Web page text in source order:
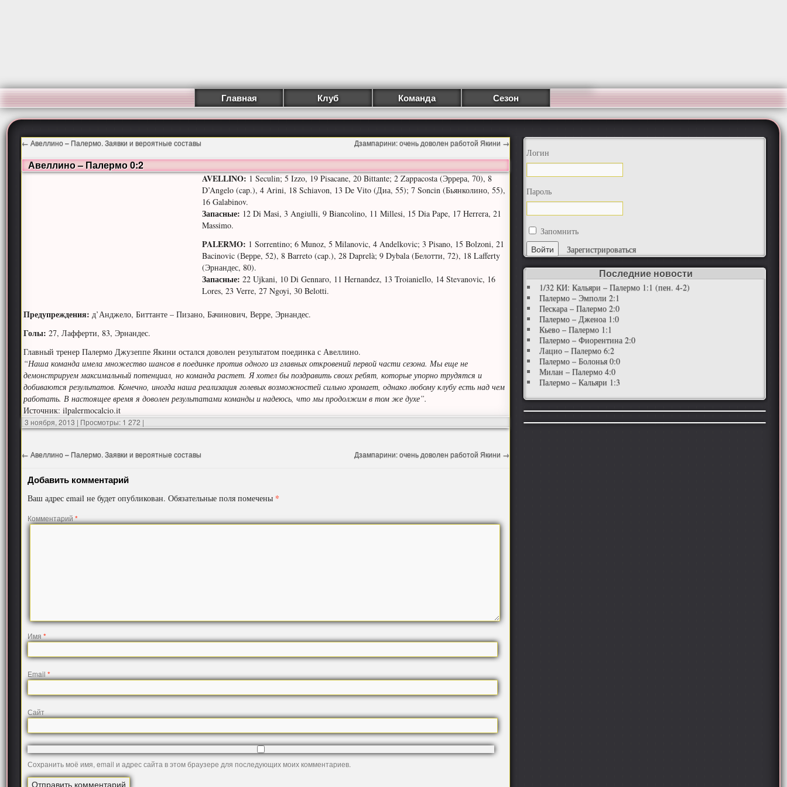
Главная Клуб Команда Сезон
← Авеллино – Палермо. Заявки и вероятные составы Дзампарини: очень доволен работой Якини →
Авеллино – Палермо 0:2
AVELLINO: 1 Seculin; 5 Izzo, 19 Pisacane, 20 Bittante; 2 Zappacosta (Эррера, 70), 8
D’Angelo (cap.), 4 Arini, 18 Schiavon, 13 De Vito (Диа, 55); 7 Soncin (Бьянколино, 55),
16 Galabinov.
Запасные: 12 Di Masi, 3 Angiulli, 9 Biancolino, 11 Millesi, 15 Dia Pape, 17 Herrera, 21
Massimo.
PALERMO: 1 Sorrentino; 6 Munoz, 5 Milanovic, 4 Andelkovic; 3 Pisano, 15 Bolzoni, 21
Bacinovic (Верре, 52), 8 Barreto (cap.), 28 Daprelà; 9 Dybala (Белотти, 72), 18 Lafferty
(Эрнандес, 80).
Запасные: 22 Ujkani, 10 Di Gennaro, 11 Hernandez, 13 Troianiello, 14 Stevanovic, 16
Lores, 23 Verre, 27 Ngoyi, 30 Belotti.
Предупреждения: д’Анджело, Биттанте – Пизано, Бачинович, Верре, Эрнандес.
Голы:27, Лафферти, 83, Эрнандес.
Главный тренер Палермо Джузеппе Якини остался доволен результатом поединка с Авеллино.
“Наша команда имела множество шансов в поединке против одного из главных откровений первой части сезона. Мы еще не
демонстрируем максимальный потенциал, но команда растет. Я хотел бы поздравить своих ребят, которые упорно трудятся и
добиваются результатов. Конечно, иногда наша реализация голевых возможностей сильно хромает, однако любому клубу есть над чем
работать. В настоящее время я доволен результатами команды и надеюсь, что мы продолжим в том же духе”.
Источник: ilpalermocalcio.it
3 ноября, 2013 | Просмотры: 1 272 |
← Авеллино – Палермо. Заявки и вероятные составы Дзампарини: очень доволен работой Якини →
Добавить комментарий
Ваш адрес email не будет опубликован. Обязательные поля помечены *
Комментарий*
Имя*
Email*
Сайт
Сохранить моё имя, email и адрес сайта в этом браузере для последующих моих комментариев.
Логин
Пароль
Запомнить
Зарегистрироваться
Последние новости
1/32 КИ: Кальяри – Палермо 1:1 (пен. 4-2)
Палермо – Эмполи 2:1
Пескара – Палермо 2:0
Палермо – Дженоа 1:0
Кьево – Палермо 1:1
Палермо – Фиорентина 2:0
Лацио – Палермо 6:2
Палермо – Болонья 0:0
Милан – Палермо 4:0
Палермо – Кальяри 1:3